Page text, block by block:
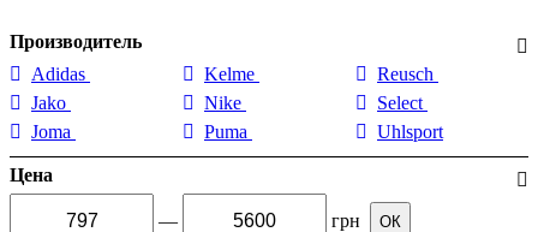
Производитель
Adidas
Jako
Joma
Kelme
Nike
Puma
Reusch
Select
Uhlsport
Цена
— грн ОК